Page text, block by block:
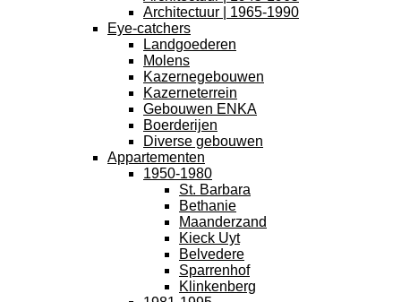
Architectuur | 1965-1990
Eye-catchers
Landgoederen
Molens
Kazernegebouwen
Kazerneterrein
Gebouwen ENKA
Boerderijen
Diverse gebouwen
Appartementen
1950-1980
St. Barbara
Bethanie
Maanderzand
Kieck Uyt
Belvedere
Sparrenhof
Klinkenberg